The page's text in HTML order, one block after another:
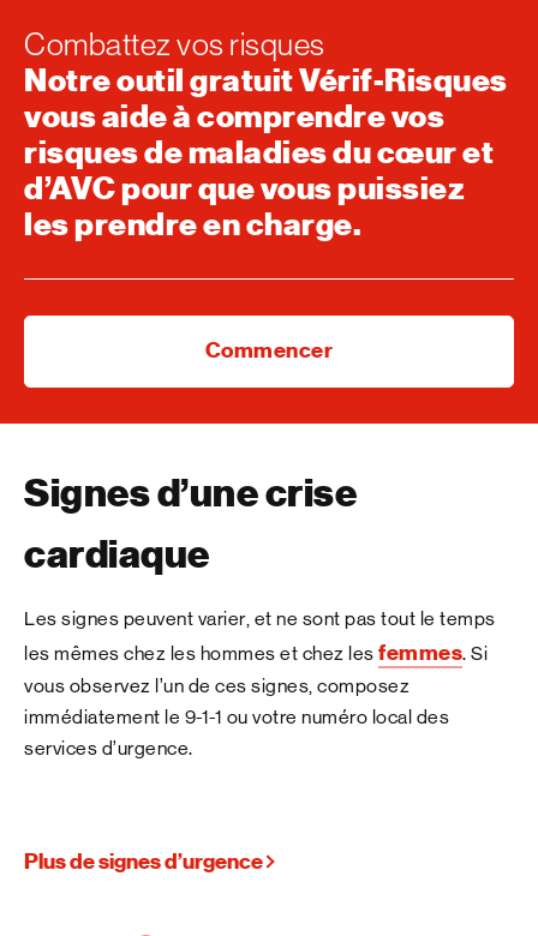
Combattez vos risques
Notre outil gratuit Vérif-Risques
vous aide à comprendre vos
risques de maladies du cœur et
d’AVC pour que vous puissiez
les prendre en charge.
Commencer
Signes d’une crise
cardiaque
Les signes peuvent varier, et ne sont pas tout le temps
les mêmes chez les hommes et chez les femmes. Si
vous observez l’un de ces signes, composez
immédiatement le 9-1-1 ou votre numéro local des
services d’urgence.
Plus de signes d’urgence